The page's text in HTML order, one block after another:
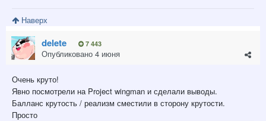
Наверх
delete 7 443
Опубликовано 4 июня
Очень круто!
Явно посмотрели на Project wingman и сделали выводы.
Балланс крутость / реализм сместили в сторону крутости.
Просто